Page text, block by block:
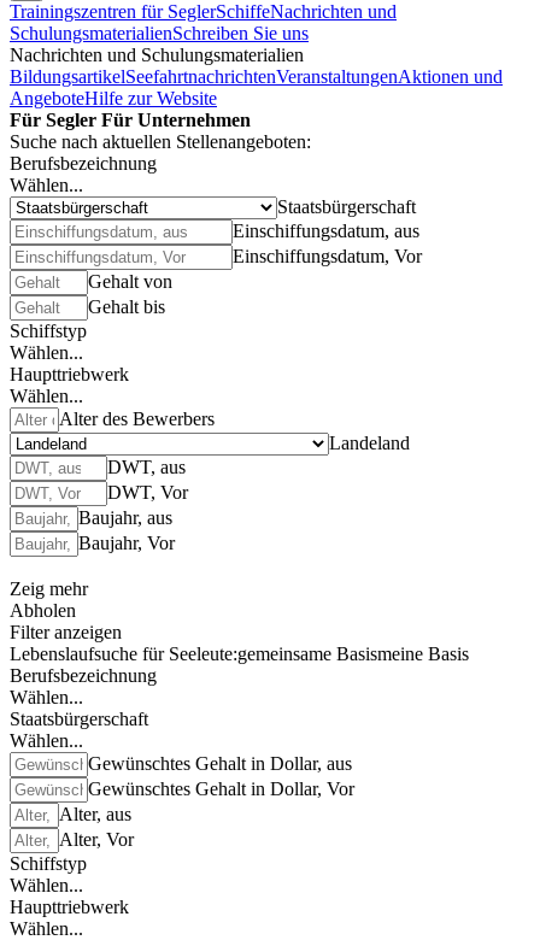
Trainingszentren für SeglerSchiffeNachrichten und
SchulungsmaterialienSchreiben Sie uns
Nachrichten und Schulungsmaterialien
BildungsartikelSeefahrtnachrichtenVeranstaltungenAktionen und
AngeboteHilfe zur Website
Für Segler Für Unternehmen
Suche nach aktuellen Stellenangeboten:
Berufsbezeichnung
Wählen...
Staatsbürgerschaft
Einschiffungsdatum, aus
Einschiffungsdatum, Vor
Gehalt von
Gehalt bis
Schiffstyp
Wählen...
Haupttriebwerk
Wählen...
Alter des Bewerbers
Landeland
DWT, aus
DWT, Vor
Baujahr, aus
Baujahr, Vor
Zeig mehr
Abholen
Filter anzeigen
Lebenslaufsuche für Seeleute:gemeinsame Basismeine Basis
Berufsbezeichnung
Wählen...
Staatsbürgerschaft
Wählen...
Gewünschtes Gehalt in Dollar, aus
Gewünschtes Gehalt in Dollar, Vor
Alter, aus
Alter, Vor
Schiffstyp
Wählen...
Haupttriebwerk
Wählen...